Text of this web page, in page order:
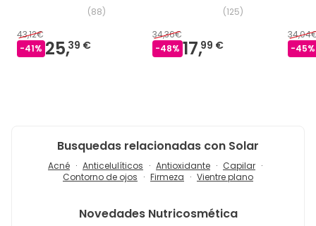
(88)
43,12€
-41% 25,39 €
(125)
34,36€
-48% 17,99 €
-45%
Busquedas relacionadas con Solar
Acné Anticelulíticos Antioxidante
Capilar
Contorno de ojos
Firmeza Vientre plano
Novedades Nutricosmética